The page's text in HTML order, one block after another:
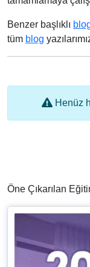
Benzer başlıklı
tüm blog
Henüz
Öne Çıkarılan